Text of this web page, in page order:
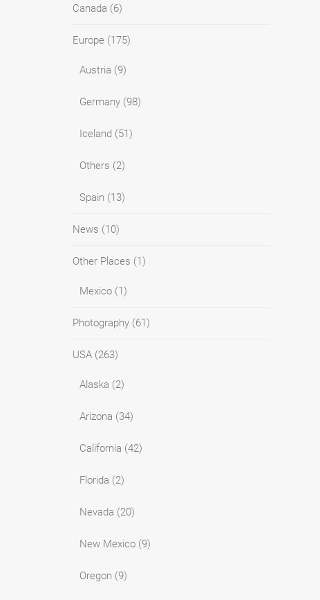
Canada (6)
Europe (175)
Austria (9)
Germany (98)
Iceland (51)
Others (2)
Spain (13)
News (10)
Other Places (1)
Mexico (1)
Photography (61)
USA (263)
Alaska (2)
Arizona (34)
California (42)
Florida (2)
Nevada (20)
New Mexico (9)
Oregon (9)